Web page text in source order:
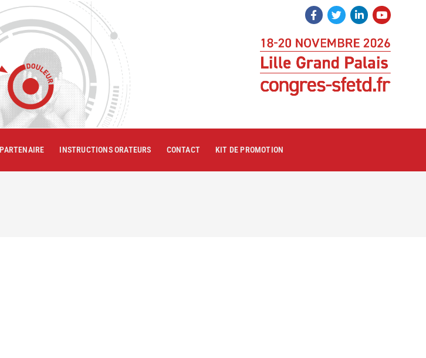
INSTRUCTIONS ORATEURS CONTACT KIT DE PROMOTION